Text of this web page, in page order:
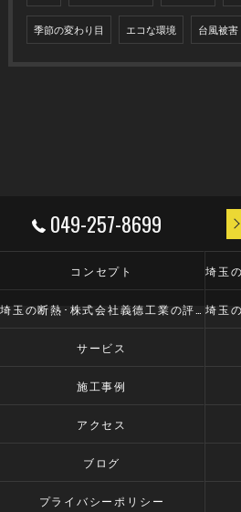
季節の変わり目 エコな環境 台風被害
049-257-8699
コンセプト
サービス
施工事例
アクセス
ブログ
プライバシーポリシー